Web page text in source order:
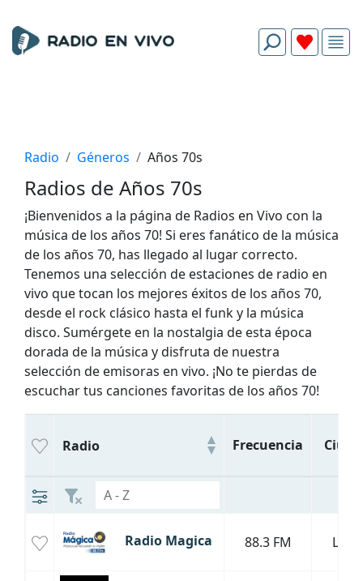
Radio Géneros Años 70s
Radios de Años 70s
¡Bienvenidos a la página de Radios en Vivo con la
música de los años 70! Si eres fanático de la música
de los años 70, has llegado al lugar correcto.
Tenemos una selección de estaciones de radio en
vivo que tocan los mejores éxitos de los años 70,
desde el rock clásico hasta el funk y la música
disco. Sumérgete en la nostalgia de esta época
dorada de la música y disfruta de nuestra
selección de emisoras en vivo. ¡No te pierdas de
escuchar tus canciones favoritas de los años 70!
Radio Frecuencia
Radio Magica 88.3 FM Lima